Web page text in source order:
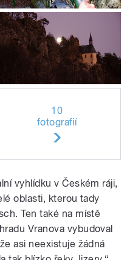
10
fotografií
vyhlídku v Českém ráji,
oblasti, kterou tady
Ten také na místě
Vranova vybudoval
asi neexistuje žádná